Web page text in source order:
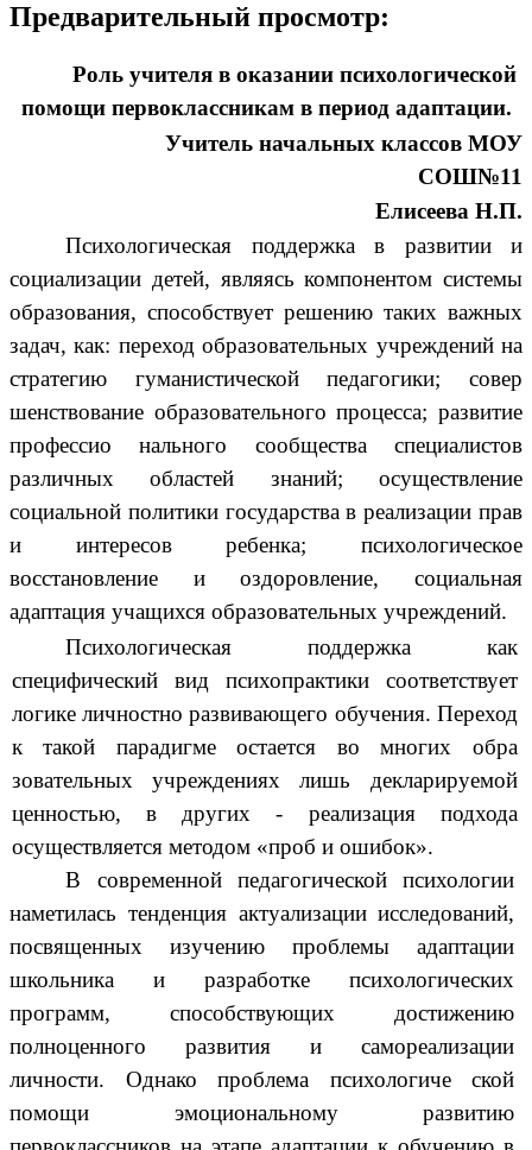
Предварительный просмотр:
Роль учителя в оказании психологической
помощи первоклассникам в период адаптации.
Учитель начальных классов МОУ
СОШ№11
Елисеева Н.П.
Психологическая поддержка в развитии и
социализации детей, являясь компонентом системы
образования, способствует решению таких важных
задач, как: переход образовательных учреждений на
стратегию гуманистической педагогики; совер
шенствование образовательного процесса; развитие
профессио нального сообщества специалистов
различных областей знаний; осуществление
социальной политики государства в реализации прав
и интересов ребенка; психологическое
восстановление и оздоровление, социальная
адаптация учащихся образовательных учреждений.
Психологическая поддержка как
специфический вид психопрактики соответствует
логике личностно развивающего обучения. Переход
к такой парадигме остается во многих обра
зовательных учреждениях лишь декларируемой
ценностью, в других - реализация подхода
осуществляется методом «проб и ошибок».
В современной педагогической психологии
наметилась тенденция актуализации исследований,
посвященных изучению проблемы адаптации
школьника и разработке психологических
программ, способствующих достижению
полноценного развития и самореализации
личности. Однако проблема психологиче ской
помощи эмоциональному развитию